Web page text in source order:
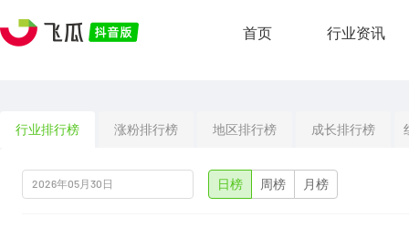
首页 行业资讯
行业排行榜 涨粉排行榜 地区排行榜 成长排行榜
日榜 周榜 月榜